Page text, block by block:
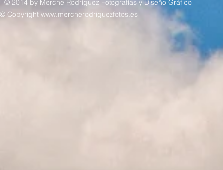
© 2014 by Merche Rodríguez Fotografías y Diseño Gráfico
© Copyright www.mercherodriguezfotos.es